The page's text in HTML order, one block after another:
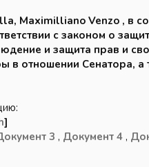
Maximilliano Venzo , в
с законом о
и защита прав и
в отношении Сенатора,
]
3 , Документ 4 ,